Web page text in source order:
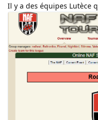
Il y a des équipes Lutèce